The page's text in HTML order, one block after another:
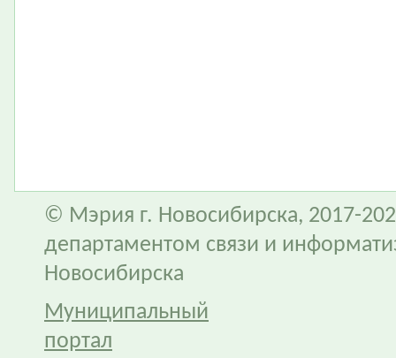
© Мэрия г. Новосибирска, 2017-
департаментом связи и
Новосибирска
Муниципальный
портал